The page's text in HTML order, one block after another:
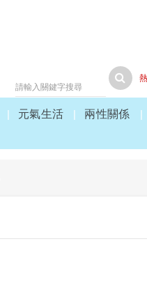
元氣生活 兩性關係